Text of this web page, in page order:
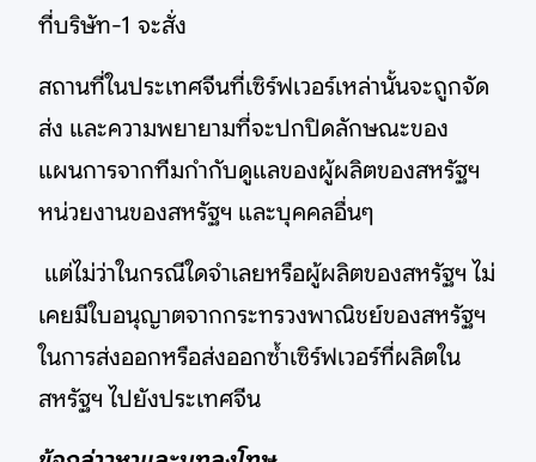
ที่บริษัท-1 จะสั่ง
สถานที่ในประเทศจีนที่เซิร์ฟเวอร์เหล่านั้นจะถูกจัด
ส่ง และความพยายามที่จะปกปิดลักษณะของ
แผนการจากทีมกำกับดูแลของผู้ผลิตของสหรัฐฯ
หน่วยงานของสหรัฐฯ และบุคคลอื่นๆ
แต่ไม่ว่าในกรณีใดจำเลยหรือผู้ผลิตของสหรัฐฯ ไม่
เคยมีใบอนุญาตจากกระทรวงพาณิชย์ของสหรัฐฯ
ในการส่งออกหรือส่งออกซ้ำเซิร์ฟเวอร์ที่ผลิตใน
สหรัฐฯ ไปยังประเทศจีน